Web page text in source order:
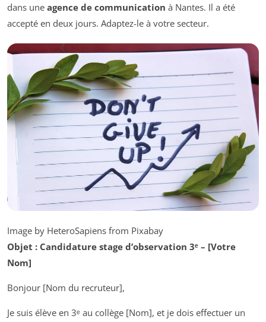
dans une agence de communication à Nantes. Il a été
accepté en deux jours. Adaptez-le à votre secteur.
Image by HeteroSapiens from Pixabay
Objet : Candidature stage d’observation 3ᵉ – [Votre
Nom]
Bonjour [Nom du recruteur],
Je suis élève en 3ᵉ au collège [Nom], et je dois effectuer un